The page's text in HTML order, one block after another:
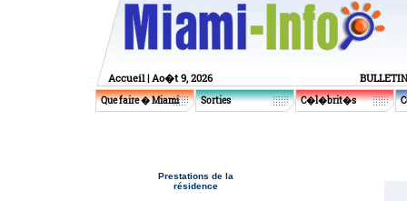
Accueil| Ao�t 9, 2026
Que faire � Miami Sorties C�l�brit�s
Prestations de la
résidence